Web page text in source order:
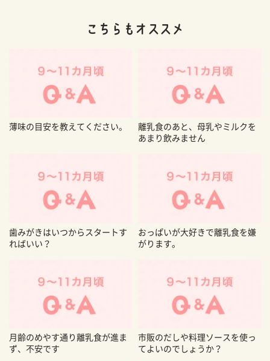
薄味の目安を教えてください。
離乳食のあと、母乳やミルクを
あまり飲みません
歯みがきはいつからスタートす
ればいい？
おっぱいが大好きで離乳食を嫌
がります。
月齢のめやす通り離乳食が進ま
ず、不安です
市販のだしや料理ソースを使っ
てよいのでしょうか？